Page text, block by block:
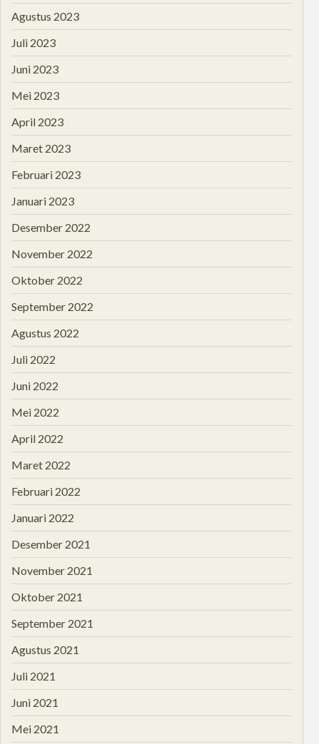
Agustus 2023
Juli 2023
Juni 2023
Mei 2023
April 2023
Maret 2023
Februari 2023
Januari 2023
Desember 2022
November 2022
Oktober 2022
September 2022
Agustus 2022
Juli 2022
Juni 2022
Mei 2022
April 2022
Maret 2022
Februari 2022
Januari 2022
Desember 2021
November 2021
Oktober 2021
September 2021
Agustus 2021
Juli 2021
Juni 2021
Mei 2021